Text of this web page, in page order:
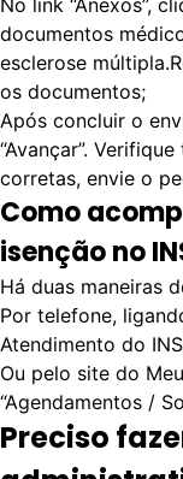
documentos
esclerose
os documentos;
Após concluir o
“Avançar”.
corretas, envie o
Como
isenção no
Há duas maneiras
Por telefone,
Atendimento do
Ou pelo site do
“Agendamentos /
Preciso